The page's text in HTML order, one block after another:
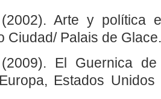
Arte y política
Ciudad/ Palais de
(2009). El Guernica
Estados